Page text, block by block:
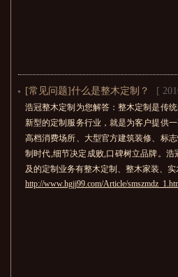
[常见问题]什么是整木定制？ [
浩冠整木定制为您解答：整木定制是传
新型的定制服务行业，就是为客户提供
高档消费场所、大型官方建筑装修、标
制时代,细节决定成败,口碑树立品牌。浩
及的定制业务有整木定制、整木家装、
http://www.hgjj99.com/Article/